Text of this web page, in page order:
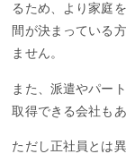
るため、より家庭
間が決まっている
ません。
また、派遣やパー
取得できる会社もあ
ただし正社員とは